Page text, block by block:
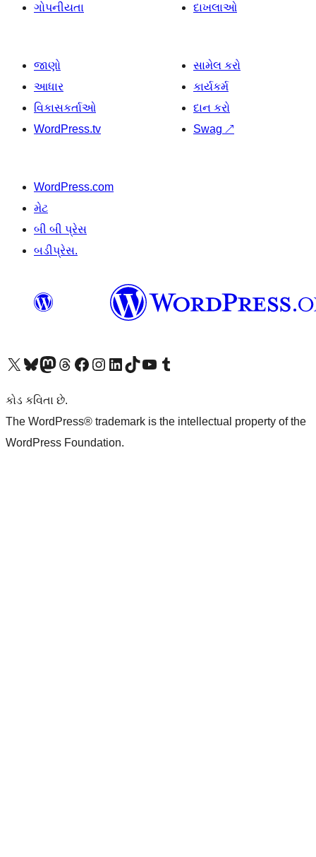
ગોપનીયતા
દાખલાઓ
જાણો
આધાર
વિકાસકર્તાઓ
WordPress.tv
સામેલ કરો
કાર્યકર્મ
દાન કરો
Swag ↗
WordPress.com
મેટ
બી બી પ્રેસ
બડીપ્રેસ.
અમારા X (અગાઉ ટ્વિટર) એકાઉન્ટની મુલાકાત લોઅમારા Bluesky એકાઉન્ટની મુલાકાત લોઅમારા માસ્ટોડોન એકાઉન્ટની મુલાકાત લોઅમારા Threads એકાઉન્ટની મુલાકાત લો અમારા ફેસબુક પેજની મુલાકાત લોઅમારા ઇન્સ્ટાગ્રામ એકાઉન્ટની મુલાકાત લો અમારા LinkedIn એકાઉન્ટની મુલાકાત લોઅમારા TikTok એકાઉન્ટની મુલાકાત લોઅમારી YouTube ચેનલની મુલાકાત લો અમારા Tumblr એકાઉન્ટની મુલાકાત લો
કોડ કવિતા છે.
The WordPress® trademark is the intellectual property of the
WordPress Foundation.